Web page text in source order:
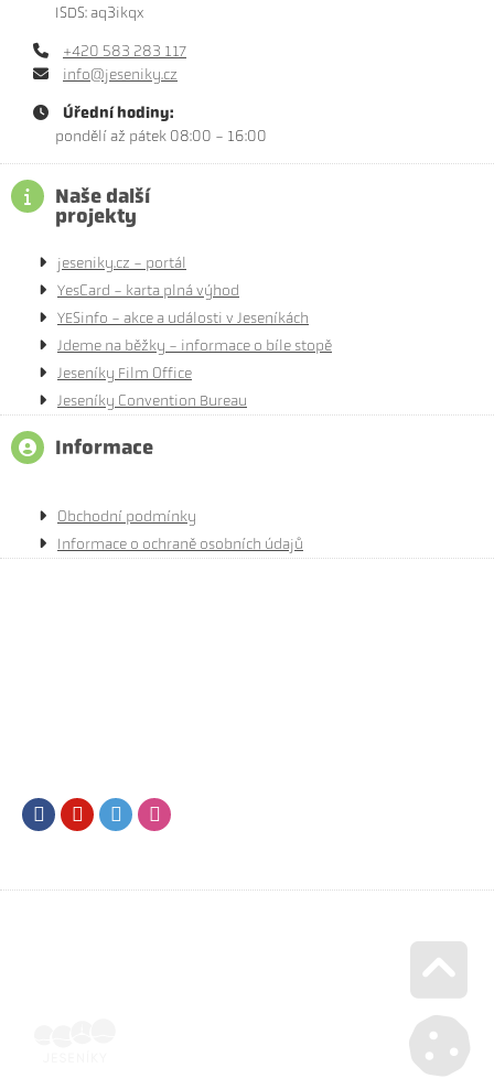
ISDS: aq3ikqx
+420 583 283 117
info@jeseniky.cz
Úřední hodiny:
pondělí až pátek 08:00 - 16:00
Naše další
projekty
jeseniky.cz - portál
YesCard - karta plná výhod
YESinfo - akce a události v Jeseníkách
Jdeme na běžky - informace o bíle stopě
Jeseníky Film Office
Jeseníky Convention Bureau
Informace
Obchodní podmínky
Informace o ochraně osobních údajů
FacebookYoutubeTwitter
Go